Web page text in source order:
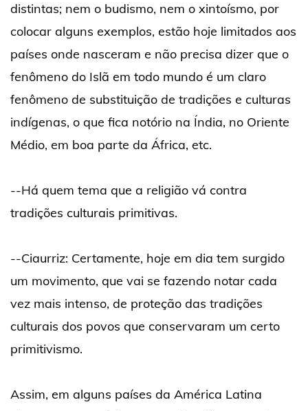
distintas; nem o budismo, nem o xintoísmo, por
colocar alguns exemplos, estão hoje limitados aos
países onde nasceram e não precisa dizer que o
fenômeno do Islã em todo mundo é um claro
fenômeno de substituição de tradições e culturas
indígenas, o que fica notório na Índia, no Oriente
Médio, em boa parte da África, etc.
--Há quem tema que a religião vá contra
tradições culturais primitivas.
--Ciaurriz: Certamente, hoje em dia tem surgido
um movimento, que vai se fazendo notar cada
vez mais intenso, de proteção das tradições
culturais dos povos que conservaram um certo
primitivismo.
Assim, em alguns países da América Latina